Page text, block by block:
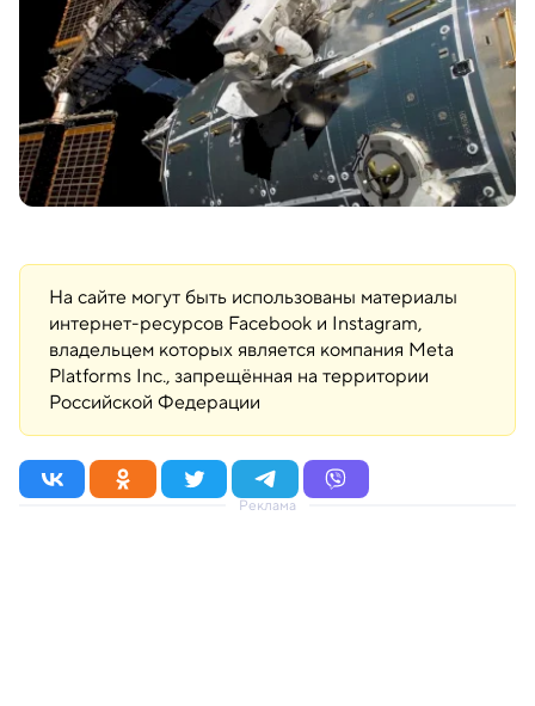
На сайте могут быть использованы материалы
интернет-ресурсов Facebook и Instagram,
владельцем которых является компания Meta
Platforms Inc., запрещённая на территории
Российской Федерации
Реклама